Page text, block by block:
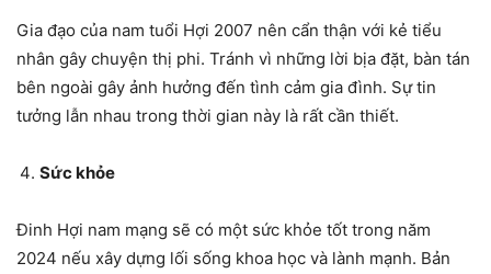
Gia đạo của nam tuổi Hợi 2007 nên cẩn thận với kẻ tiểu
nhân gây chuyện thị phi. Tránh vì những lời bịa đặt, bàn tán
bên ngoài gây ảnh hưởng đến tình cảm gia đình. Sự tin
tưởng lẫn nhau trong thời gian này là rất cần thiết.
Sức khỏe
Đinh Hợi nam mạng sẽ có một sức khỏe tốt trong năm
2024 nếu xây dựng lối sống khoa học và lành mạnh. Bản